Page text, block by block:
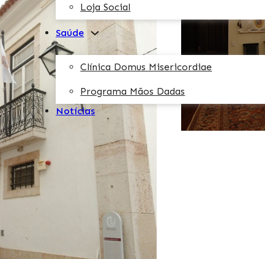
Loja Social
Saúde
Clínica Domus Misericordiae
Programa Mãos Dadas
Notícias